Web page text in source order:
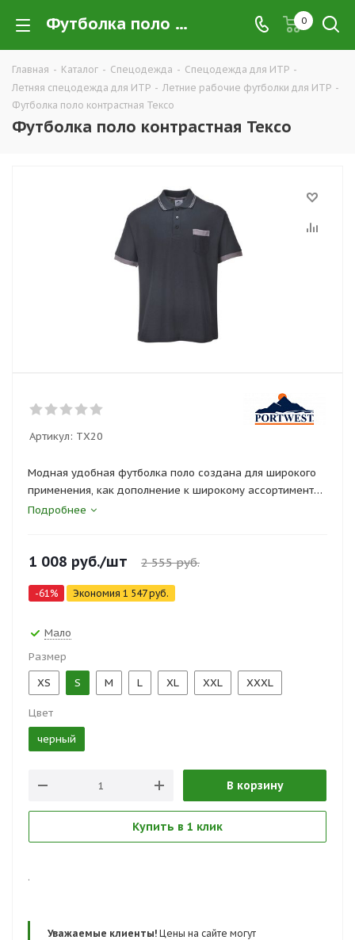
Футболка поло контрастная Тексо купить в Екатеринбурге оптом и в розницу — интернет-магазин летней рабочей одежды для ИТР и руководящего состава компании ТД УРАЛСИЗ 0
Главная - Каталог - Спецодежда - Спецодежда для ИТР -
Летняя спецодежда для ИТР - Летние рабочие футболки для ИТР -
Футболка поло контрастная Тексо
Футболка поло контрастная Тексо
Артикул: TX20
Модная удобная футболка поло создана для широкого
применения, как дополнение к широкому ассортименту
одежды Portwest. Ткань высочайшего качества не
для безопасного хранения.
Подробнее
1 008 руб./шт 2 555руб.
-61% Экономия 1 547руб.
Мало
Размер
XS
S M L XL XXL XXXL
Цвет
черный
В корзину
Купить в 1 клик
.
Уважаемые клиенты! Цены на сайте могут